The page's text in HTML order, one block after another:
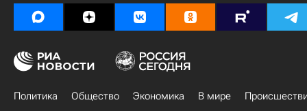
Политика Общество Экономика В мире